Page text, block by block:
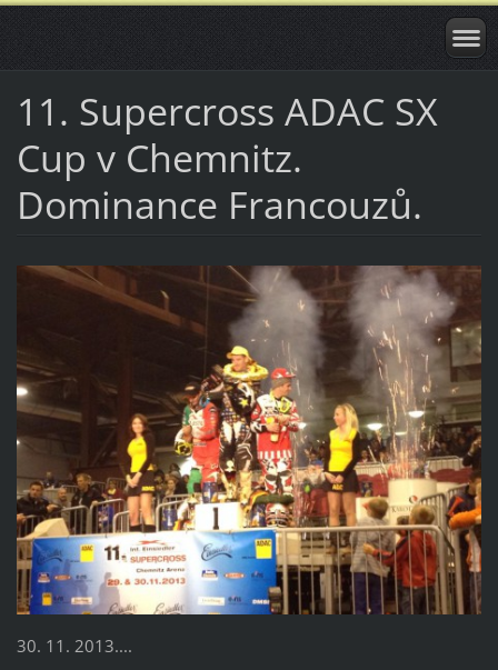
11. Supercross ADAC SX
Cup v Chemnitz.
Dominance Francouzů.
30. 11. 2013....